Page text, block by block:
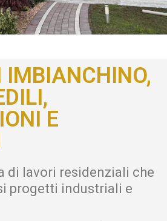
Decorazioni murali, Tinteggiature,
Antimuffa
servizi
IMBIANCHINO,
E
di lavori residenziali che
progetti industriali e